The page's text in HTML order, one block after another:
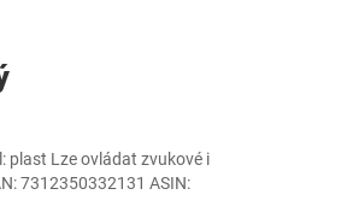
plast Lze ovládat zvukové i
7312350332131 ASIN: